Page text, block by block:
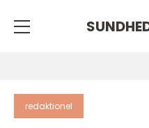
redaktionel